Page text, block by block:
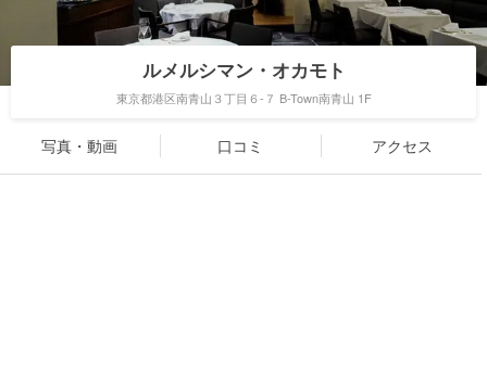
ルメルシマン・オカモト
東京都港区南青山３丁目６-７ B-Town南青山 1F
写真・動画 口コミ アクセス